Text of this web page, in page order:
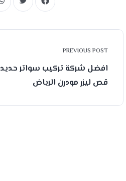
PREVIOUS POST
افضل شركة تركيب سواتر حديد
قص ليزر مودرن الرياض